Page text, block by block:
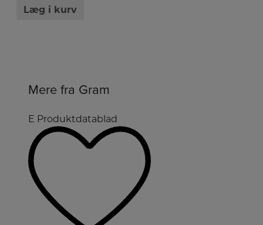
Læg i kurv
Mere fra Gram
E Produktdatablad